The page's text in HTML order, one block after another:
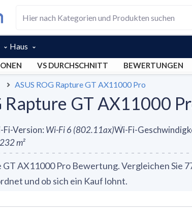
Haus
VS DURCHSCHNITT BEWERTUNGEN
ASUS ROG Rapture GT AX11000 Pro
Rapture GT AX11000
Fi-Version: Wi-Fi 6 (802.11ax)Wi-Fi-
232m²
GT AX11000 Pro Bewertung. Vergleichen
und ob sich ein Kauf lohnt.